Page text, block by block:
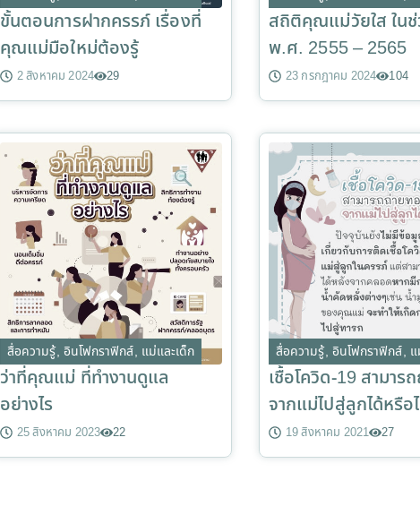
ขั้นตอนการฝากครรภ์ เรื่องที่
คุณแม่มือใหม่ต้องรู้
2 สิงหาคม 2024 29
สถิติคุณแม่วัยใส ใน
พ.ศ. 2555 – 2565
23 กรกฎาคม 2024 104
สื่อความรู้, อินโฟกราฟิกส์, แม่และเด็ก
ว่าที่คุณแม่ ที่ทำงานดูแล
อย่างไร
25 สิงหาคม 2023 22
สื่อความรู้, อินโฟกราฟิกส์,
เชื้อโควิด-19 สามาร
จากแม่ไปสู่ลูกได้หรือ
19 สิงหาคม 2021 27